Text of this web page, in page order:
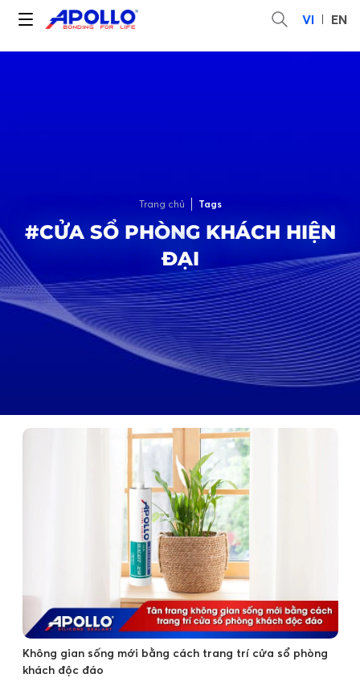
VI EN
Trang chủ Tags
#CỬA SỔ PHÒNG KHÁCH HIỆN
ĐẠI
Không gian sống mới bằng cách trang trí cửa sổ phòng
khách độc đáo